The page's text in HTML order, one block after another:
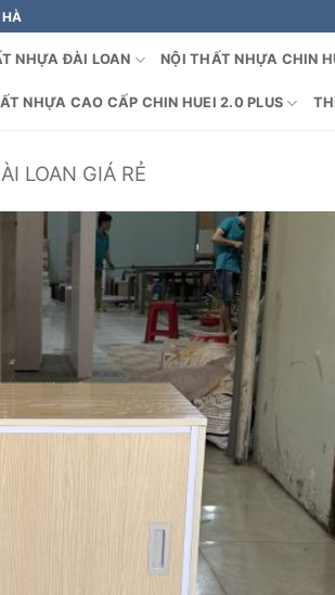
NHỰA ĐÀI LOAN NỘI THẤT NHỰA CHIN
NHỰA CAO CẤP CHIN HUEI 2.0 PLUS
LOAN GIÁ RẺ